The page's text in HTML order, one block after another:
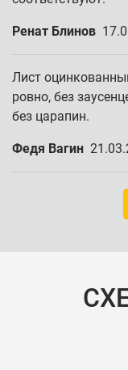
Ренат Блинов
Лист
ровно, без
без царапин.
Федя Вагин